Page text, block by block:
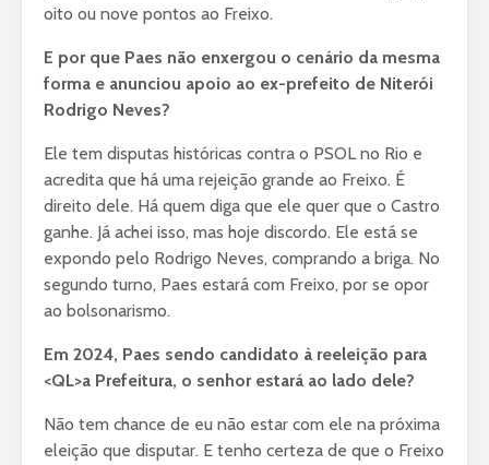
oito ou nove pontos ao Freixo.
E por que Paes não enxergou o cenário da mesma
forma e anunciou apoio ao ex-prefeito de Niterói
Rodrigo Neves?
Ele tem disputas históricas contra o PSOL no Rio e
acredita que há uma rejeição grande ao Freixo. É
direito dele. Há quem diga que ele quer que o Castro
ganhe. Já achei isso, mas hoje discordo. Ele está se
expondo pelo Rodrigo Neves, comprando a briga. No
segundo turno, Paes estará com Freixo, por se opor
ao bolsonarismo.
Em 2024, Paes sendo candidato à reeleição para
<QL>a Prefeitura, o senhor estará ao lado dele?
Não tem chance de eu não estar com ele na próxima
eleição que disputar. E tenho certeza de que o Freixo